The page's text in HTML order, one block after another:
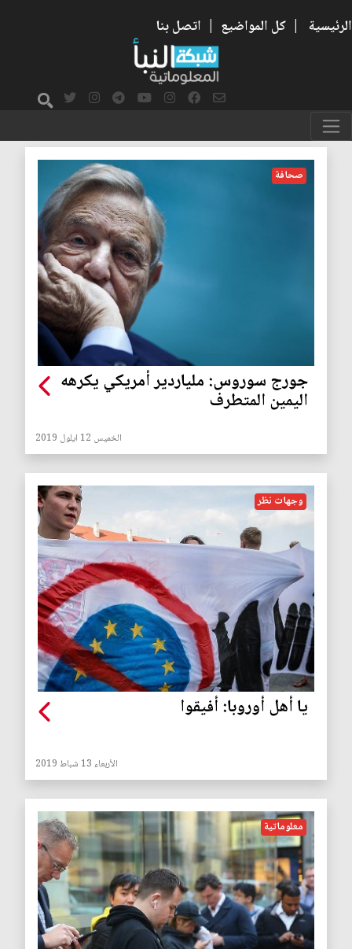
الرئيسية | كل المواضيع | اتصل بنا
جورج سوروس
صحافة
جورج سوروس: ملياردير أمريكي يكرهه
اليمين المتطرف
الخميس 12 ايلول 2019
وجهات نظر
يا أهل أوروبا: أفيقوا
الأربعاء 13 شباط 2019
معلوماتية